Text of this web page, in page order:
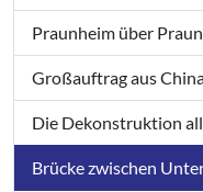
Praunheim über
Großauftrag aus
Die Dekonstruktion
Brücke zwischen